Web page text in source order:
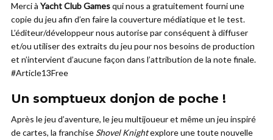
Merci à Yacht Club Gamesqui nous a gratuitement fourni une
copie du jeu afin d’en faire la couverture médiatique et le test.
L’éditeur/développeur nous autorise par conséquent à diffuser
et/ou utiliser des extraits du jeu pour nos besoins de production
et n’intervient d’aucune façon dans l’attribution de la note finale.
#Article13Free
Un somptueux donjon de poche !
Après le jeu d’aventure, le jeu multijoueur et même un jeu inspiré
de cartes, la franchise Shovel Knightexplore une toute nouvelle